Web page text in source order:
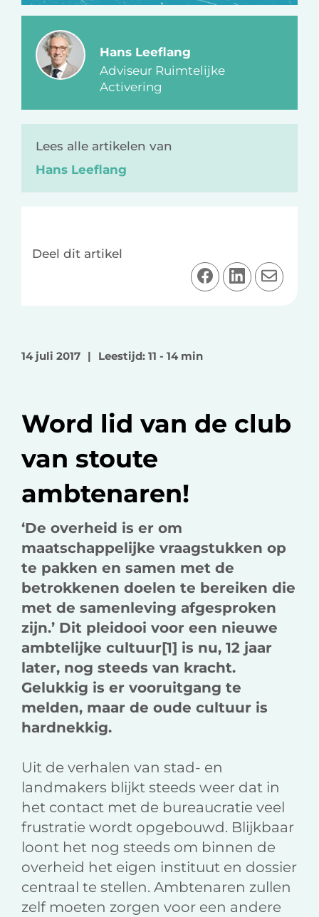
Hans Leeflang
Adviseur Ruimtelijke
Activering
Lees alle artikelen van
Hans Leeflang
Deel dit artikel
D
e
c
D
e
n
D
e
-
14 juli 2017 | Leestijd: 11 - 14 min
Word lid van de club
van stoute
ambtenaren!
‘De overheid is er om
maatschappelijke vraagstukken op
te pakken en samen met de
betrokkenen doelen te bereiken die
met de samenleving afgesproken
zijn.’ Dit pleidooi voor een nieuwe
ambtelijke cultuur[1] is nu, 12 jaar
later, nog steeds van kracht.
Gelukkig is er vooruitgang te
melden, maar de oude cultuur is
hardnekkig.
Uit de verhalen van stad- en
landmakers blijkt steeds weer dat in
het contact met de bureaucratie veel
frustratie wordt opgebouwd. Blijkbaar
loont het nog steeds om binnen de
overheid het eigen instituut en dossier
centraal te stellen. Ambtenaren zullen
zelf moeten zorgen voor een andere